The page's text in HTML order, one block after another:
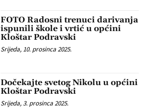
FOTO Radosni trenuci darivanja
ispunili škole i vrtić u općini
Kloštar Podravski
Srijeda, 10. prosinca 2025.
Dočekajte svetog Nikolu u općini
Kloštar Podravski
Srijeda, 3. prosinca 2025.